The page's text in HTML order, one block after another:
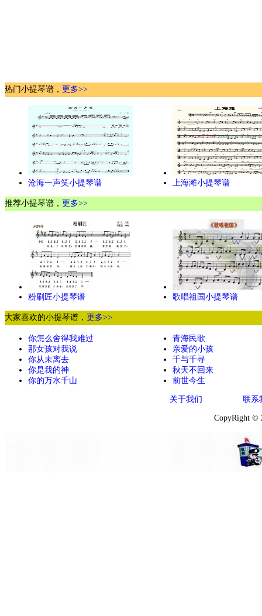
热门小提琴谱， 更多>>
沧海一声笑小提琴谱 上海滩小提琴谱
推荐小提琴谱， 更多>>
粉刷匠小提琴谱 歌唱祖国小提琴谱
大家喜欢的小提琴谱， 更多>>
你怎么舍得我难过
那女孩对我说
你从未离去
你是我的神
你的万水千山
青海民歌
亲爱的小孩
千与千寻
秋天不回来
前世今生
关于我们 联系
CopyRight ©